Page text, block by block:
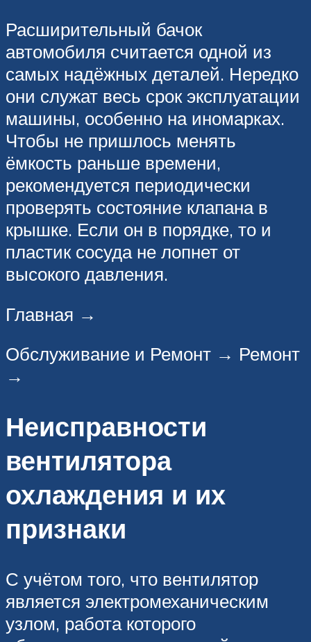
Расширительный бачок
автомобиля считается одной из
самых надёжных деталей. Нередко
они служат весь срок эксплуатации
машины, особенно на иномарках.
Чтобы не пришлось менять
ёмкость раньше времени,
рекомендуется периодически
проверять состояние клапана в
крышке. Если он в порядке, то и
пластик сосуда не лопнет от
высокого давления.
Главная →
Обслуживание и Ремонт → Ремонт
→
Неисправности
вентилятора
охлаждения и их
признаки
С учётом того, что вентилятор
является электромеханическим
узлом, работа которого